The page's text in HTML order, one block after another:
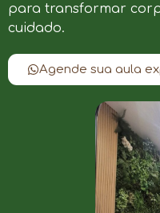
para transformar
cuidado.
Agende sua aula